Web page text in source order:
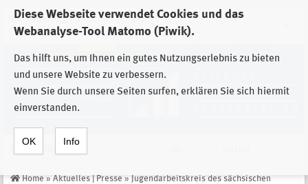
Diese Webseite verwendet Cookies und das
Webanalyse-Tool Matomo (Piwik).
Das hilft uns, um Ihnen ein gutes Nutzungserlebnis zu bieten
und unsere Website zu verbessern.
Wenn Sie durch unsere Seiten surfen, erklären Sie sich hiermit
einverstanden.
OK Info
Zur Auswahl der Einrichtungen der
Stiftung Sächsische Gedenkstätten
Home » Aktuelles | Presse » Jugendarbeitskreis des sächsischen